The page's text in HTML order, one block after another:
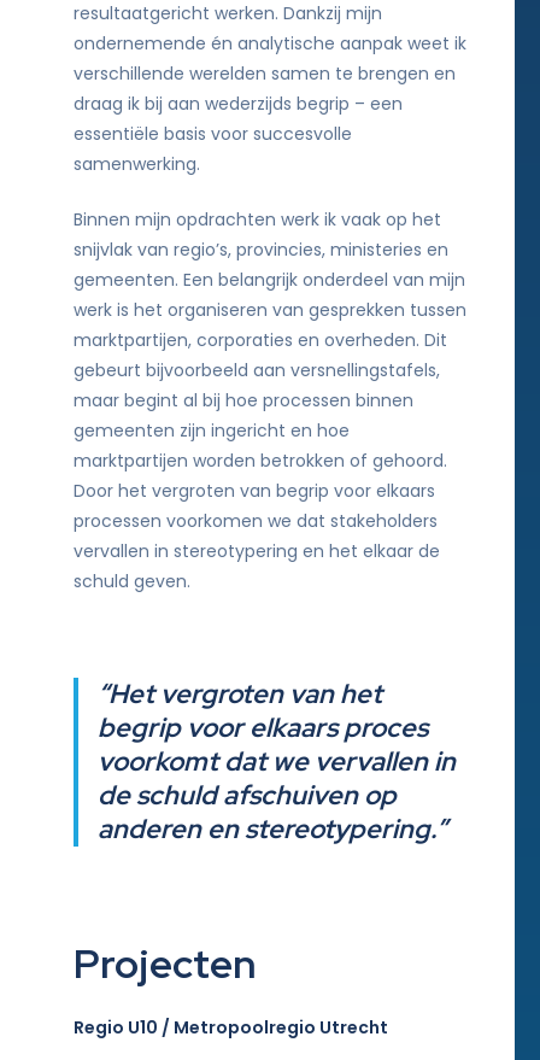
resultaatgericht werken. Dankzij mijn
ondernemende én analytische aanpak weet ik
verschillende werelden samen te brengen en
draag ik bij aan wederzijds begrip – een
essentiële basis voor succesvolle
samenwerking.
Binnen mijn opdrachten werk ik vaak op het
snijvlak van regio’s, provincies, ministeries en
gemeenten. Een belangrijk onderdeel van mijn
werk is het organiseren van gesprekken tussen
marktpartijen, corporaties en overheden. Dit
gebeurt bijvoorbeeld aan versnellingstafels,
maar begint al bij hoe processen binnen
gemeenten zijn ingericht en hoe
marktpartijen worden betrokken of gehoord.
Door het vergroten van begrip voor elkaars
processen voorkomen we dat stakeholders
vervallen in stereotypering en het elkaar de
schuld geven.
“Het vergroten van het
begrip voor elkaars proces
voorkomt dat we vervallen in
de schuld afschuiven op
anderen en stereotypering.”
Projecten
Regio U10 / Metropoolregio Utrecht